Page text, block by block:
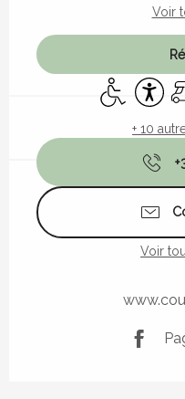
Voir
Accès
+ 10
Voir